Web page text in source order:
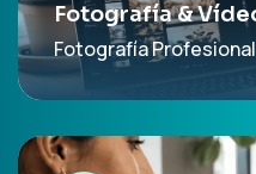
Fotografía &
Fotografía